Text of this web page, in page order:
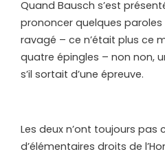
Quand Bausch s’est
prononcer quelques paroles
ravagé – ce n’était plus ce
quatre épingles – non non,
s’il sortait d’une épreuve.
Les deux n’ont toujours pas
d’élémentaires droits de